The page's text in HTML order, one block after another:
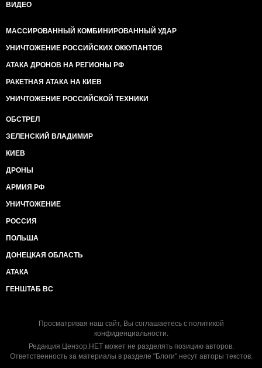
ВИДЕО
МАССИРОВАННЫЙ КОМБИНИРОВАННЫЙ УДАР
УНИЧТОЖЕНИЕ РОССИЙСКИХ ОККУПАНТОВ
АТАКА ДРОНОВ НА РЕГИОНЫ РФ
РАКЕТНАЯ АТАКА НА КИЕВ
УНИЧТОЖЕНИЕ РОССИЙСКОЙ ТЕХНИКИ
ОБСТРЕЛ
ЗЕЛЕНСКИЙ ВЛАДИМИР
КИЕВ
ДРОНЫ
АРМИЯ РФ
УНИЧТОЖЕНИЕ
РОССИЯ
ПОЛЬША
ДОНЕЦКАЯ ОБЛАСТЬ
АТАКА
ГЕНШТАБ ВС
Просматривая наш сайт, Вы соглашаетесь с политикой
конфиденциальности.
Редакция Цензор.НЕТ может не разделять позицию авторов.
Ответственность за материалы в разделе "Блоги" несут авторы текстов.